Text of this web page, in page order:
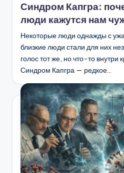
Синдром Капгра:
люди кажутся нам
Некоторые люди однажды с
близкие люди стали для них
голос тот же, но что-то внутри
Синдром Капгра — редкое…